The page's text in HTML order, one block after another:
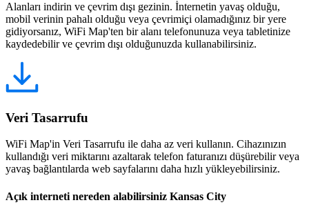
Alanları indirin ve çevrim dışı gezinin. İnternetin yavaş olduğu,
mobil verinin pahalı olduğu veya çevrimiçi olamadığınız bir yere
gidiyorsanız, WiFi Map'ten bir alanı telefonunuza veya tabletinize
kaydedebilir ve çevrim dışı olduğunuzda kullanabilirsiniz.
Veri Tasarrufu
WiFi Map'in Veri Tasarrufu ile daha az veri kullanın. Cihazınızın
kullandığı veri miktarını azaltarak telefon faturanızı düşürebilir veya
yavaş bağlantılarda web sayfalarını daha hızlı yükleyebilirsiniz.
Açık interneti nereden alabilirsiniz Kansas City